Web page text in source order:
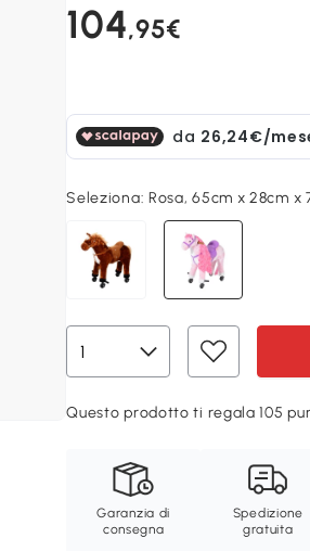
104,95€
Seleziona: Rosa, 65cm x 28cm x
Questo prodotto ti regala 105
Garanzia di
consegna
Spedizione
gratuita